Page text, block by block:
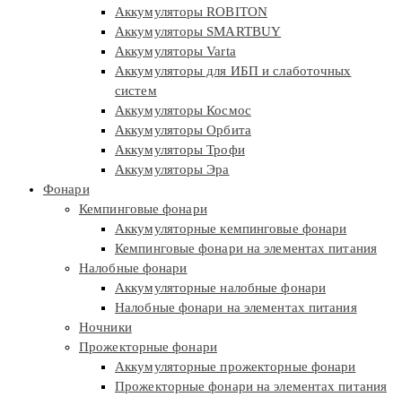
Аккумуляторы ROBITON
Аккумуляторы SMARTBUY
Аккумуляторы Varta
Аккумуляторы для ИБП и слаботочных
систем
Аккумуляторы Космос
Аккумуляторы Орбита
Аккумуляторы Трофи
Аккумуляторы Эра
Фонари
Кемпинговые фонари
Аккумуляторные кемпинговые фонари
Кемпинговые фонари на элементах питания
Налобные фонари
Аккумуляторные налобные фонари
Налобные фонари на элементах питания
Ночники
Прожекторные фонари
Аккумуляторные прожекторные фонари
Прожекторные фонари на элементах питания